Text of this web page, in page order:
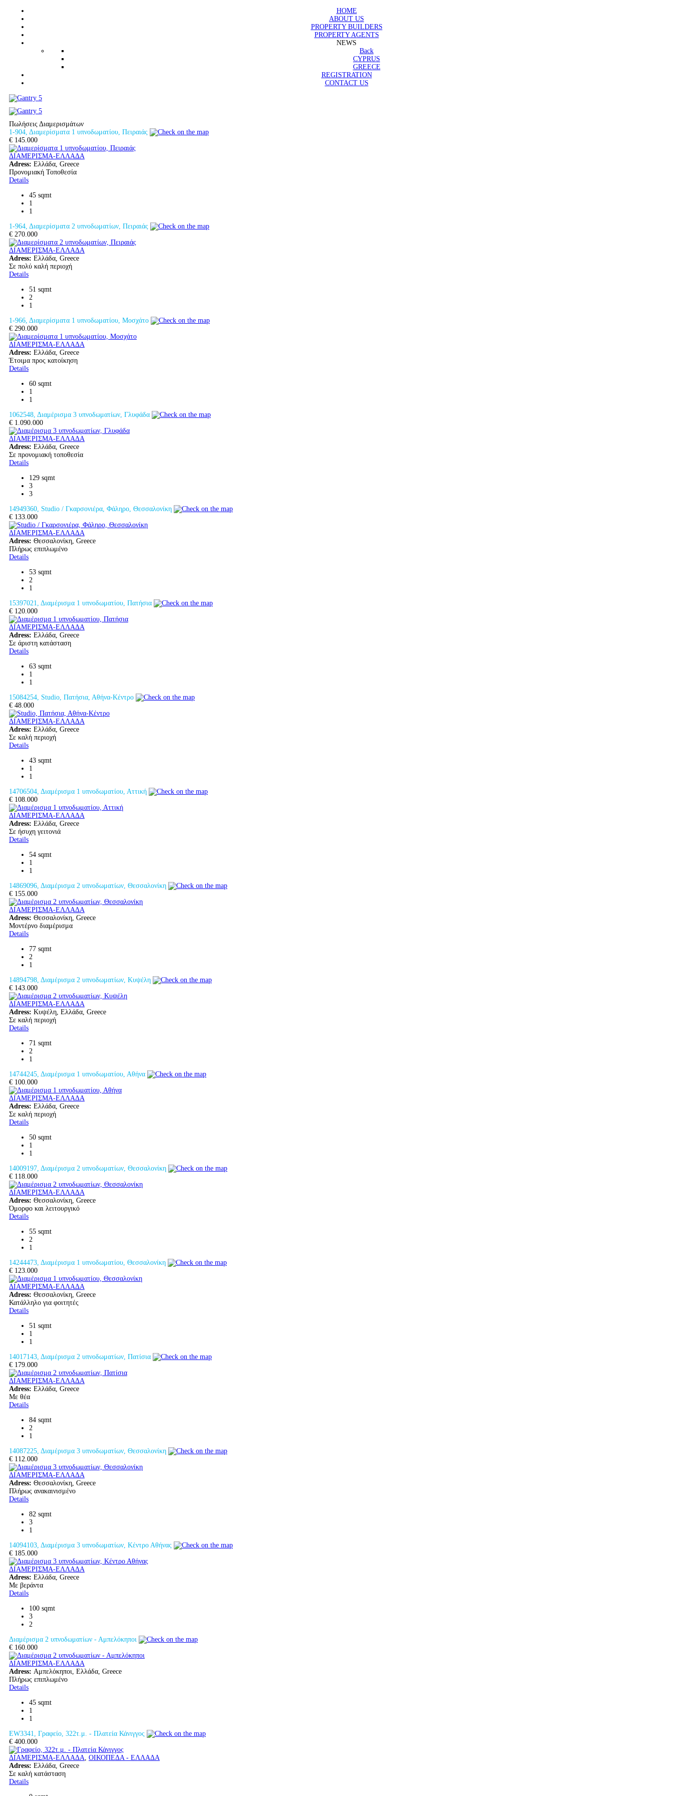
HOME
ABOUT US
PROPERTY BUILDERS
PROPERTY AGENTS
NEWS
Back
CYPRUS
GREECE
REGISTRATION
CONTACT US
Πωλήσεις Διαμερισμάτων
1-904, Διαμερίσματα 1 υπνοδωματίου, Πειραιάς
€ 145.000
ΔΙΑΜΕΡΙΣΜΑ-ΕΛΛΑΔΑ
Adress: Ελλάδα, Greece
Προνομιακή Τοποθεσία
Details
45 sqmt
1
1
1-964, Διαμερίσματα 2 υπνοδωματίων, Πειραιάς
€ 270.000
ΔΙΑΜΕΡΙΣΜΑ-ΕΛΛΑΔΑ
Adress: Ελλάδα, Greece
Σε πολύ καλή περιοχή
Details
51 sqmt
2
1
1-966, Διαμερίσματα 1 υπνοδωματίου, Μοσχάτο
€ 290.000
ΔΙΑΜΕΡΙΣΜΑ-ΕΛΛΑΔΑ
Adress: Ελλάδα, Greece
Έτοιμα προς κατοίκηση
Details
60 sqmt
1
1
1062548, Διαμέρισμα 3 υπνοδωματίων, Γλυφάδα
€ 1.090.000
ΔΙΑΜΕΡΙΣΜΑ-ΕΛΛΑΔΑ
Adress: Ελλάδα, Greece
Σε προνομιακή τοποθεσία
Details
129 sqmt
3
3
14949360, Studio / Γκαρσονιέρα, Φάληρο, Θεσσαλονίκη
€ 133.000
ΔΙΑΜΕΡΙΣΜΑ-ΕΛΛΑΔΑ
Adress: Θεσσαλονίκη, Greece
Πλήρως επιπλωμένο
Details
53 sqmt
2
1
15397021, Διαμέρισμα 1 υπνοδωματίου, Πατήσια
€ 120.000
ΔΙΑΜΕΡΙΣΜΑ-ΕΛΛΑΔΑ
Adress: Ελλάδα, Greece
Σε άριστη κατάσταση
Details
63 sqmt
1
1
15084254, Studio, Πατήσια, Αθήνα-Κέντρο
€ 48.000
ΔΙΑΜΕΡΙΣΜΑ-ΕΛΛΑΔΑ
Adress: Ελλάδα, Greece
Σε καλή περιοχή
Details
43 sqmt
1
1
14706504, Διαμέρισμα 1 υπνοδωματίου, Αττική
€ 108.000
ΔΙΑΜΕΡΙΣΜΑ-ΕΛΛΑΔΑ
Adress: Ελλάδα, Greece
Σε ήσυχη γειτονιά
Details
54 sqmt
1
1
14869096, Διαμέρισμα 2 υπνοδωματίων, Θεσσαλονίκη
€ 155.000
ΔΙΑΜΕΡΙΣΜΑ-ΕΛΛΑΔΑ
Adress: Θεσσαλονίκη, Greece
Μοντέρνο διαμέρισμα
Details
77 sqmt
2
1
14894798, Διαμέρισμα 2 υπνοδωματίων, Κυψέλη
€ 143.000
ΔΙΑΜΕΡΙΣΜΑ-ΕΛΛΑΔΑ
Adress: Κυψέλη, Ελλάδα, Greece
Σε καλή περιοχή
Details
71 sqmt
2
1
14744245, Διαμέρισμα 1 υπνοδωματίου, Αθήνα
€ 100.000
ΔΙΑΜΕΡΙΣΜΑ-ΕΛΛΑΔΑ
Adress: Ελλάδα, Greece
Σε καλή περιοχή
Details
50 sqmt
1
1
14009197, Διαμέρισμα 2 υπνοδωματίων, Θεσσαλονίκη
€ 118.000
ΔΙΑΜΕΡΙΣΜΑ-ΕΛΛΑΔΑ
Adress: Θεσσαλονίκη, Greece
Όμορφο και λειτουργικό
Details
55 sqmt
2
1
14244473, Διαμέρισμα 1 υπνοδωματίου, Θεσσαλονίκη
€ 123.000
ΔΙΑΜΕΡΙΣΜΑ-ΕΛΛΑΔΑ
Adress: Θεσσαλονίκη, Greece
Κατάλληλο για φοιτητές
Details
51 sqmt
1
1
14017143, Διαμέρισμα 2 υπνοδωματίων, Πατίσια
€ 179.000
ΔΙΑΜΕΡΙΣΜΑ-ΕΛΛΑΔΑ
Adress: Ελλάδα, Greece
Με θέα
Details
84 sqmt
2
1
14087225, Διαμέρισμα 3 υπνοδωματίων, Θεσσαλονίκη
€ 112.000
ΔΙΑΜΕΡΙΣΜΑ-ΕΛΛΑΔΑ
Adress: Θεσσαλονίκη, Greece
Πλήρως ανακαινισμένο
Details
82 sqmt
3
1
14094103, Διαμέρισμα 3 υπνοδωματίων, Κέντρο Αθήνας
€ 185.000
ΔΙΑΜΕΡΙΣΜΑ-ΕΛΛΑΔΑ
Adress: Ελλάδα, Greece
Με βεράντα
Details
100 sqmt
3
2
Διαμέρισμα 2 υπνοδωματίων - Αμπελόκηποι
€ 160.000
ΔΙΑΜΕΡΙΣΜΑ-ΕΛΛΑΔΑ
Adress: Αμπελόκηποι, Ελλάδα, Greece
Πλήρως επιπλωμένο
Details
45 sqmt
1
1
EW3341, Γραφείο, 322τ.μ. - Πλατεία Κάνιγγος
€ 400.000
ΔΙΑΜΕΡΙΣΜΑ-ΕΛΛΑΔΑ, ΟΙΚΟΠΕΔΑ - ΕΛΛΑΔΑ
Adress: Ελλάδα, Greece
Σε καλή κατάσταση
Details